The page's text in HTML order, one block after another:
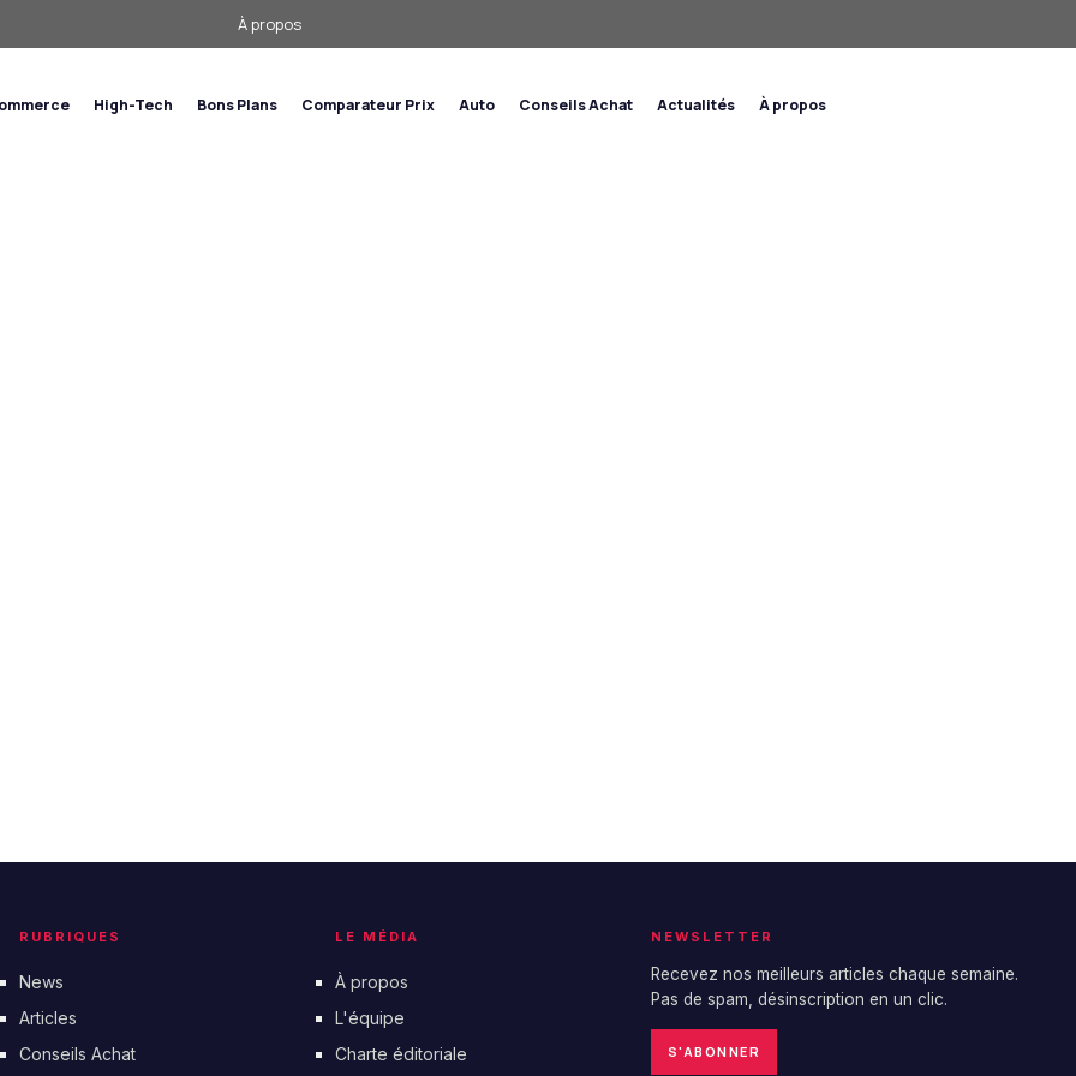
À propos
High-Tech Bons Plans Comparateur Prix Auto Conseils Achat Actualités À propos
RUBRIQUES
News
Articles
Conseils Achat
LE MÉDIA
À propos
L'équipe
Charte éditoriale
NEWSLETTER
Recevez nos meilleurs articles chaque semaine.
Pas de spam, désinscription en un clic.
S'ABONNER